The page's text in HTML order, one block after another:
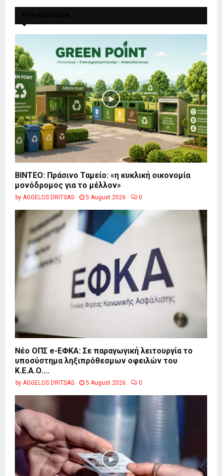
BINTEO: Πράσινο Ταμείο: «η κυκλική οικονομία
μονόδρομος για το μέλλον»
by AGGELOS DRITSAS 5 August 2026 0
Νέο ΟΠΣ e-ΕΦΚΑ: Σε παραγωγική λειτουργία το
υποσύστημα ληξιπρόθεσμων οφειλών του
Κ.Ε.Α.Ο....
by AGGELOS DRITSAS 5 August 2026 0